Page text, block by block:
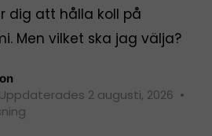
dig att hålla koll på
Men vilket ska jag välja?
Uppdaterades 2 augusti, 2026 •